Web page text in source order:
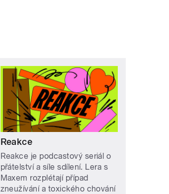
Reakce
Reakce je podcastový seriál o
přátelství a síle sdílení. Lera s
Maxem rozplétají případ
zneužívání a toxického chování